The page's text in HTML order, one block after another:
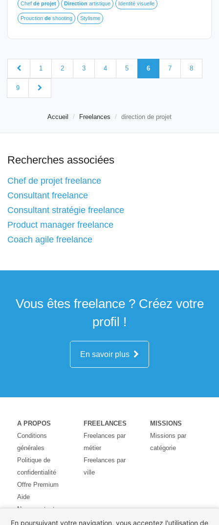
Chef de projet Direction artistique Identité visuelle
Prouction de shooting Stylisme
1 2 3 4 5 6 7 8
9
Accueil Freelances direction de projet
Recherches associées
Chef de projet freelance
Consultant freelance
Consultant stratégie freelance
Product manager freelance
Coach agile freelance
Vous êtes freelance ? Créez votre
profil !
En savoir plus
A PROPOS
Conditions
générales
Politique de
confidentialité
Offre Premium
Aide
Nous contacter
Avis des
FREELANCES
Freelances par
métier
Freelances par
ville
MISSIONS
Missions par
catégorie
En poursuivant votre navigation, vous acceptez l'utilisation de